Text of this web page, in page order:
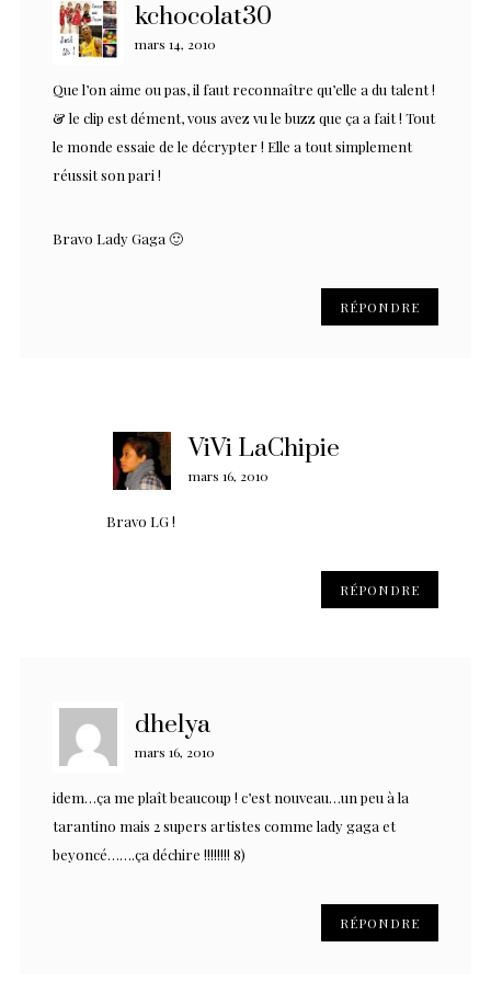
kchocolat30
mars 14, 2010
Que l’on aime ou pas, il faut reconnaître qu’elle a du talent !
& le clip est dément, vous avez vu le buzz que ça a fait ! Tout
le monde essaie de le décrypter ! Elle a tout simplement
réussit son pari !
Bravo Lady Gaga 🙂
RÉPONDRE
ViVi LaChipie
mars 16, 2010
Bravo LG !
RÉPONDRE
dhelya
mars 16, 2010
idem…ça me plaît beaucoup ! c’est nouveau…un peu à la
tarantino mais 2 supers artistes comme lady gaga et
beyoncé…….ça déchire !!!!!!!! 8)
RÉPONDRE